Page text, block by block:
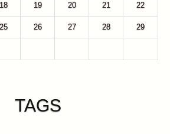
18 19 20 21 22
25 26 27 28 29
TAGS